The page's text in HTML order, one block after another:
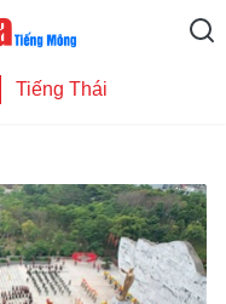
Tiếng Thái